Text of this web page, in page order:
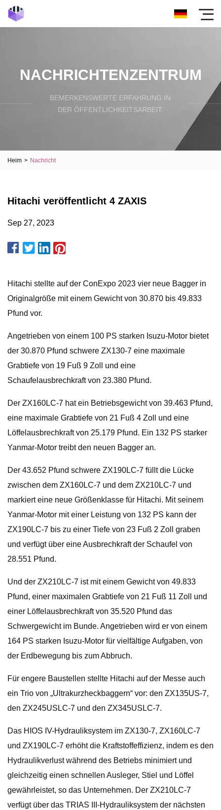
NACHRICHTENZENTRUM
BEMERKENSWERTE ERFAHRUNG IN
DER ÖFFENTLICHKEITSARBEIT.
Heim > Nachricht
Hitachi veröffentlicht 4 ZAXIS
Sep 27, 2023
Hitachi stellte auf der ConExpo 2023 vier neue Bagger in
Originalgröße mit einem Gewicht von 30.870 bis 49.833
Pfund vor.
Angetrieben von einem 100 PS starken Isuzu-Motor bietet
der 30.870 Pfund schwere ZX130-7 eine maximale
Grabtiefe von 19 Fuß 9 Zoll und eine
Schaufelausbrechkraft von 23.380 Pfund.
Der ZX160LC-7 hat ein Betriebsgewicht von 39.463 Pfund,
eine maximale Grabtiefe von 21 Fuß 4 Zoll und eine
Löffelausbrechkraft von 25.179 Pfund. Ein 132 PS starker
Yanmar-Motor treibt den neuen Bagger an.
Der 43.652 Pfund schwere ZX190LC-7 füllt die Lücke
zwischen dem ZX160LC-7 und dem ZX210LC-7 und
markiert eine neue Größenklasse für Hitachi. Mit seinem
Yanmar-Motor mit einer Leistung von 132 PS kann der
ZX190LC-7 bis zu einer Tiefe von 23 Fuß 2 Zoll graben
und verfügt über eine Ausbrechkraft der Schaufel von
28.551 Pfund.
Und der ZX210LC-7 ist mit einem Gewicht von 49.833
Pfund, einer maximalen Grabtiefe von 21 Fuß 11 Zoll und
einer Löffelausbrechkraft von 35.520 Pfund das
Schwergewicht im Bunde. Angetrieben wird er von einem
164 PS starken Isuzu-Motor für vielfältige Aufgaben, von
der Erdbewegung bis zum Abbruch.
Für engere Baustellen stellte Hitachi auf der Messe auch
ein Trio von „Ultrakurzheckbaggern“ vor: den ZX135US-7,
den ZX245USLC-7 und den ZX345USLC-7.
Das HIOS IV-Hydrauliksystem im ZX130-7, ZX160LC-7
und ZX190LC-7 erhöht die Kraftstoffeffizienz, indem es den
Hydraulikverlust während des Betriebs minimiert und
gleichzeitig einen schnellen Ausleger, Stiel und Löffel
gewährleistet, so das Unternehmen. Der ZX210LC-7
verfügt über das TRIAS III-Hydrauliksystem der nächsten